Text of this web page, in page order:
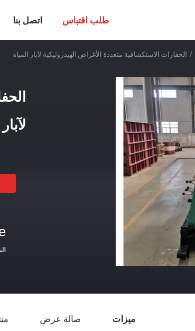
اتصل بنا طلب اقتباس
/ الحفارات الاستكشافية متعددة الأغراض الهيدروليكية لآبار المياه
ميزات صالة عرض